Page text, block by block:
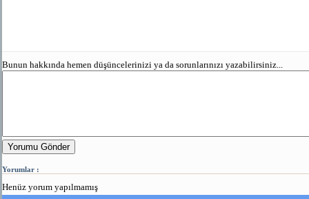
Bunun hakkında hemen düşüncelerinizi ya da sorunlarınızı yazabilirsiniz...
Yorumu Gönder
Yorumlar :
Henüz yorum yapılmamış